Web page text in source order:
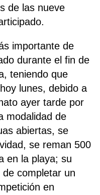
de las nueve
importante de
durante el fin de
teniendo que
lunes, debido a
ayer tarde por
modalidad de
abiertas, se
se reman 500
en la playa; su
completar un
en